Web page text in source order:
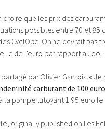
que les prix des
possibles entre 70 et
CyclOpe. On ne devrait pas
de l’euro par rapport au
par Olivier Gantois. «
carburant de 100
la pompe tutoyant 1,95 euro le
originally published on Les